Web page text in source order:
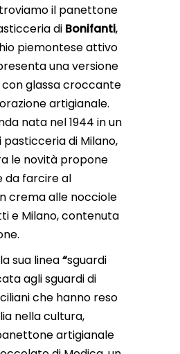
troviamo il panettone
di Bonifanti,
piemontese attivo
una versione
glassa croccante
artigianale.
nata nel 1944 in un
di Milano,
le novità propone
da farcire al
crema alle nocciole
e Milano, contenuta
sua linea“sguardi
agli sguardi di
che hanno reso
nella cultura,
artigianale